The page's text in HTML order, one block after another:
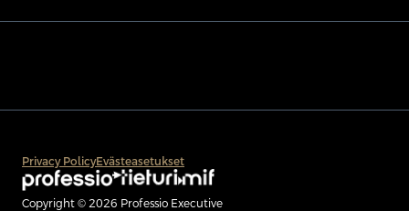
Privacy PolicyEvästeasetukset
Copyright © 2026 Professio Executive